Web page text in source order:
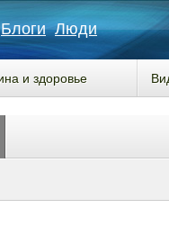
Блоги Люди
и здоровье